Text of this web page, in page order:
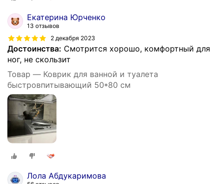
Екатерина Юрченко
13 отзывов
2 декабря 2023
Достоинства: Смотрится хорошо, комфортный для
ног, не скользит
Товар — Коврик для ванной и туалета
быстровпитывающий 50*80 см
Лола Абдукаримова